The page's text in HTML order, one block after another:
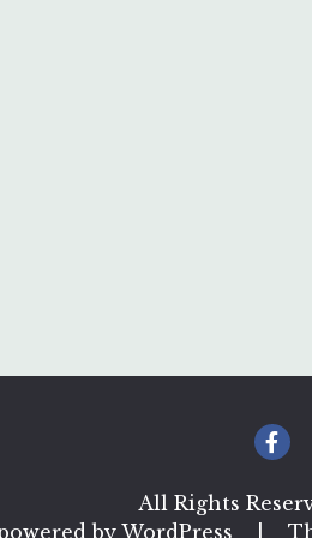
All Rights
by WordPress